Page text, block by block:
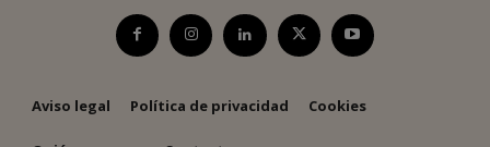
Aviso legal Política de privacidad Cookies